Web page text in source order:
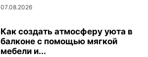
07.08.2026
Как создать атмосферу уюта в
балконе с помощью мягкой
мебели и...